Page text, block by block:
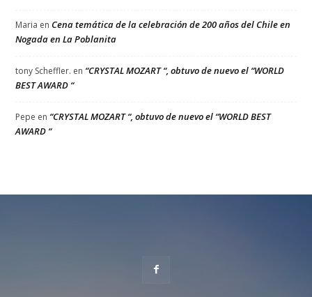
Maria en Cena temática de la celebración de 200 años del Chile en
Nogada en La Poblanita
tony Scheffler. en “CRYSTAL MOZART “, obtuvo de nuevo el “WORLD
BEST AWARD “
Pepe en “CRYSTAL MOZART “, obtuvo de nuevo el “WORLD BEST
AWARD “